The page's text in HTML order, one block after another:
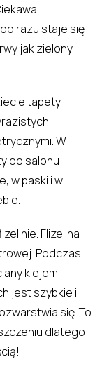
razu staje się
jak zielony,
tapety
. W
do salonu
w paski i w
Flizelina
Podczas
klejem.
jest szybkie i
się. To
dlatego